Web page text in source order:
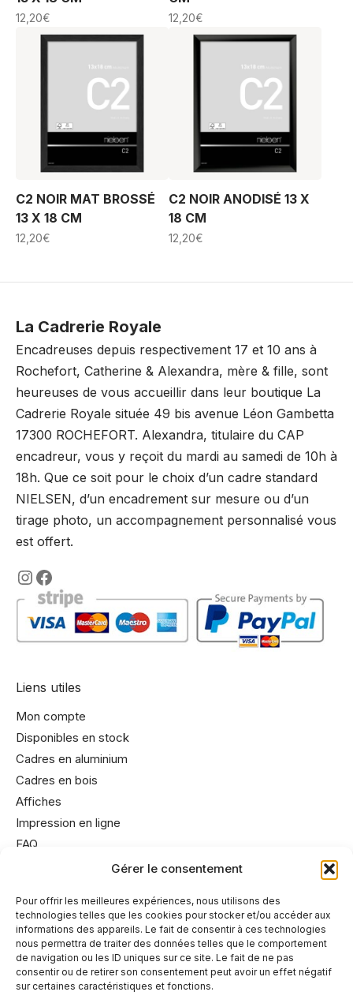
Gérer le consentement
Pour offrir les meilleures expériences, nous utilisons des
technologies telles que les cookies pour stocker et/ou accéder aux
informations des appareils. Le fait de consentir à ces technologies
nous permettra de traiter des données telles que le comportement
de navigation ou les ID uniques sur ce site. Le fait de ne pas
consentir ou de retirer son consentement peut avoir un effet négatif
sur certaines caractéristiques et fonctions.
12,20€ 12,20€
C2 NOIR MAT BROSSÉ
13 X 18 CM
12,20€
C2 NOIR ANODISÉ 13 X
18 CM
12,20€
La Cadrerie Royale
Encadreuses depuis respectivement 17 et 10 ans à
Rochefort, Catherine & Alexandra, mère & fille, sont
heureuses de vous accueillir dans leur boutique La
Cadrerie Royale située 49 bis avenue Léon Gambetta
17300 ROCHEFORT. Alexandra, titulaire du CAP
encadreur, vous y reçoit du mardi au samedi de 10h à
18h. Que ce soit pour le choix d’un cadre standard
NIELSEN, d’un encadrement sur mesure ou d’un
tirage photo, un accompagnement personnalisé vous
est offert.
https://www.instagram.com/
https://www.facebook.com/
Liens utiles
Mon compte
Disponibles en stock
Cadres en aluminium
Cadres en bois
Affiches
Impression en ligne
FAQ
Conditions générales de vente
Mentions légales
Politique de cookies
Politique de confidentialité